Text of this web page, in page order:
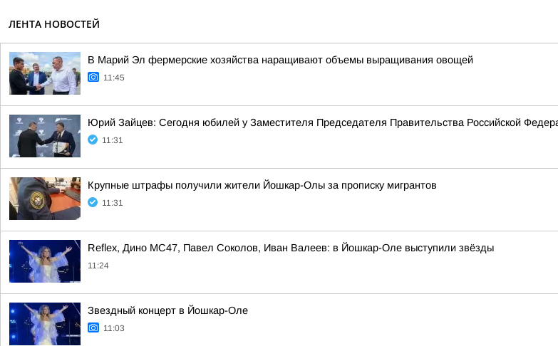
ЛЕНТА НОВОСТЕЙ
В Марий Эл фермерские хозяйства наращивают объемы выращивания овощей
11:45
Юрий Зайцев: Сегодня юбилей у Заместителя Председателя Правительства Российской
11:31
Крупные штрафы получили жители Йошкар-Олы за прописку мигрантов
11:31
Reflex, Дино МС47, Павел Соколов, Иван Валеев: в Йошкар-Оле выступили звёзды
11:24
Звездный концерт в Йошкар-Оле
11:03